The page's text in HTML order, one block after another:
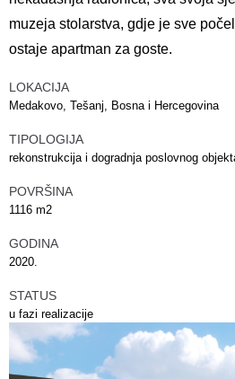
muzeja stolarstva, gdje je sve
ostaje apartman za goste.
LOKACIJA
Medakovo, Tešanj, Bosna i Hercegovina
TIPOLOGIJA
rekonstrukcija i dogradnja poslovnog
POVRŠINA
1116 m2
GODINA
2020.
STATUS
u fazi realizacije